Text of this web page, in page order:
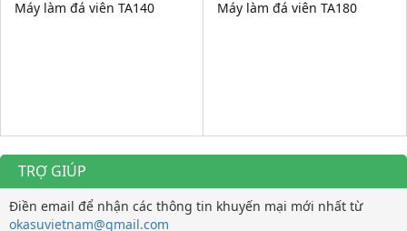
Máy làm đá viên TA140 Máy làm đá viên TA180
TRỢ GIÚP
Điền email để nhận các thông tin khuyến mại mới nhất từ
okasuvietnam@gmail.com